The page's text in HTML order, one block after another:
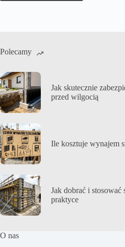
Polecamy
Jak skutecznie
przed wilgocią
Ile kosztuje wynajem
Jak dobrać i stosować
praktyce
O nas